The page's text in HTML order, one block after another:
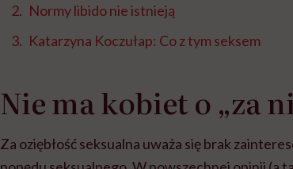
Normy libido nie istnieją
Katarzyna Koczułap: Co z tym seksem
Nie ma kobiet o „za
Za oziębłość seksualna uważa się brak